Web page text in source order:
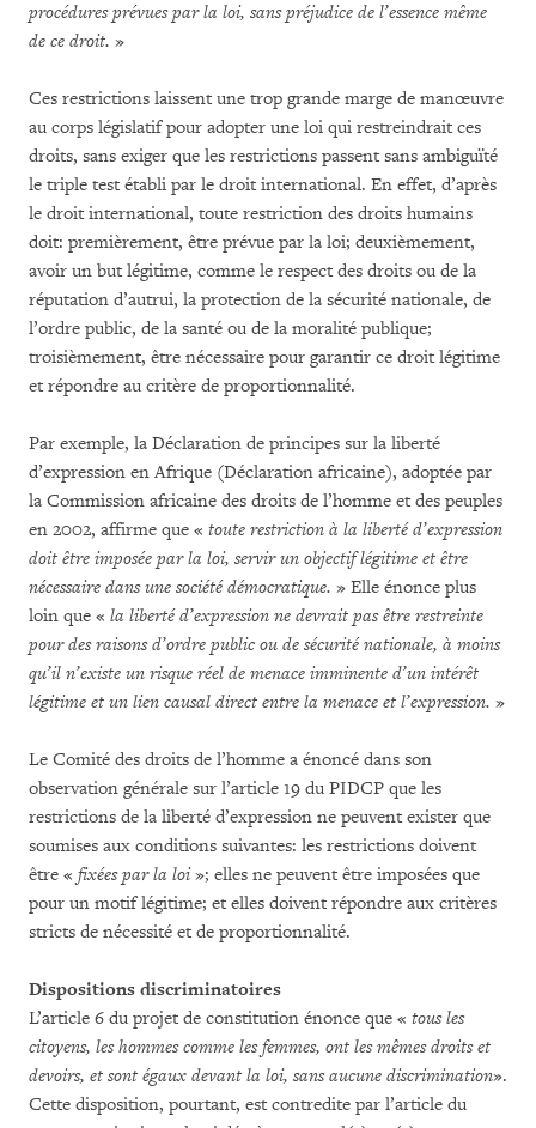
procédures prévues par la loi, sans préjudice de l’essence même
de ce droit. »
Ces restrictions laissent une trop grande marge de manœuvre
au corps législatif pour adopter une loi qui restreindrait ces
droits, sans exiger que les restrictions passent sans ambiguïté
le triple test établi par le droit international. En effet, d’après
le droit international, toute restriction des droits humains
doit: premièrement, être prévue par la loi; deuxièmement,
avoir un but légitime, comme le respect des droits ou de la
réputation d’autrui, la protection de la sécurité nationale, de
l’ordre public, de la santé ou de la moralité publique;
troisièmement, être nécessaire pour garantir ce droit légitime
et répondre au critère de proportionnalité.
Par exemple, la Déclaration de principes sur la liberté
d’expression en Afrique (Déclaration africaine), adoptée par
la Commission africaine des droits de l’homme et des peuples
en 2002, affirme que « toute restriction à la liberté d’expression
doit être imposée par la loi, servir un objectif légitime et être
nécessaire dans une société démocratique. » Elle énonce plus
loin que « la liberté d’expression ne devrait pas être restreinte
pour des raisons d’ordre public ou de sécurité nationale, à moins
qu’il n’existe un risque réel de menace imminente d’un intérêt
légitime et un lien causal direct entre la menace et l’expression. »
Le Comité des droits de l’homme a énoncé dans son
observation générale sur l’article 19 du PIDCP que les
restrictions de la liberté d’expression ne peuvent exister que
soumises aux conditions suivantes: les restrictions doivent
être « fixées par la loi»; elles ne peuvent être imposées que
pour un motif légitime; et elles doivent répondre aux critères
stricts de nécessité et de proportionnalité.
Dispositions discriminatoires
L’article 6 du projet de constitution énonce que « tous les
citoyens, les hommes comme les femmes, ont les mêmes droits et
devoirs, et sont égaux devant la loi, sans aucune discrimination».
Cette disposition, pourtant, est contredite par l’article du